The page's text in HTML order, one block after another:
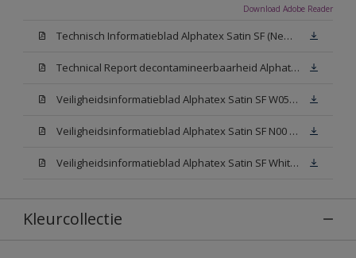
Download Adobe Reader
Technisch Informatieblad Alphatex Satin SF (New Livery) (PDF)
Technical Report decontamineerbaarheid Alphatex Satin SF
Veiligheidsinformatieblad Alphatex Satin SF W05 (MSDS)
Veiligheidsinformatieblad Alphatex Satin SF N00 (MSDS)
Veiligheidsinformatieblad Alphatex Satin SF White (MSDS)
Kleurcollectie